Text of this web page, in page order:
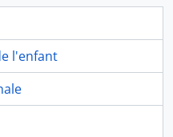
l'enfant